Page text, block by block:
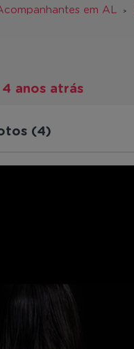
em AL
4 anos atrás
(4)